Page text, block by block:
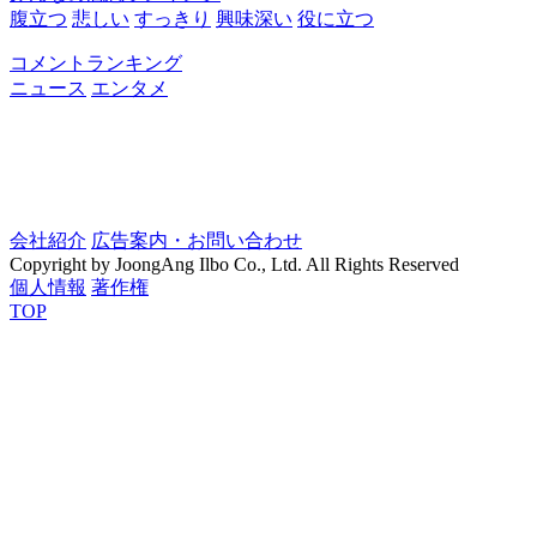
腹立つ 悲しい すっきり 興味深い 役に立つ
コメントランキング
ニュース エンタメ
会社紹介 広告案内・お問い合わせ
Copyright by JoongAng Ilbo Co., Ltd. All Rights Reserved
個人情報 著作権
TOP